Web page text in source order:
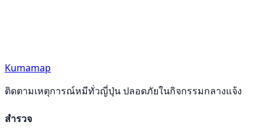
Kumamap
ติดตามเหตุการณ์หมีทั่วญี่ปุ่น ปลอดภัยในกิจกรรมกลางแจ้ง
สำรวจ